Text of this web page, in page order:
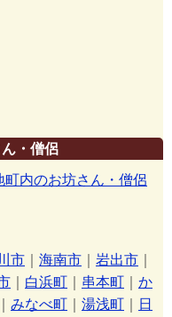
・僧侶
町内のお坊さん・僧侶
市 海南市 岩出市
白浜町 串本町
か
みなべ町 湯浅町
日